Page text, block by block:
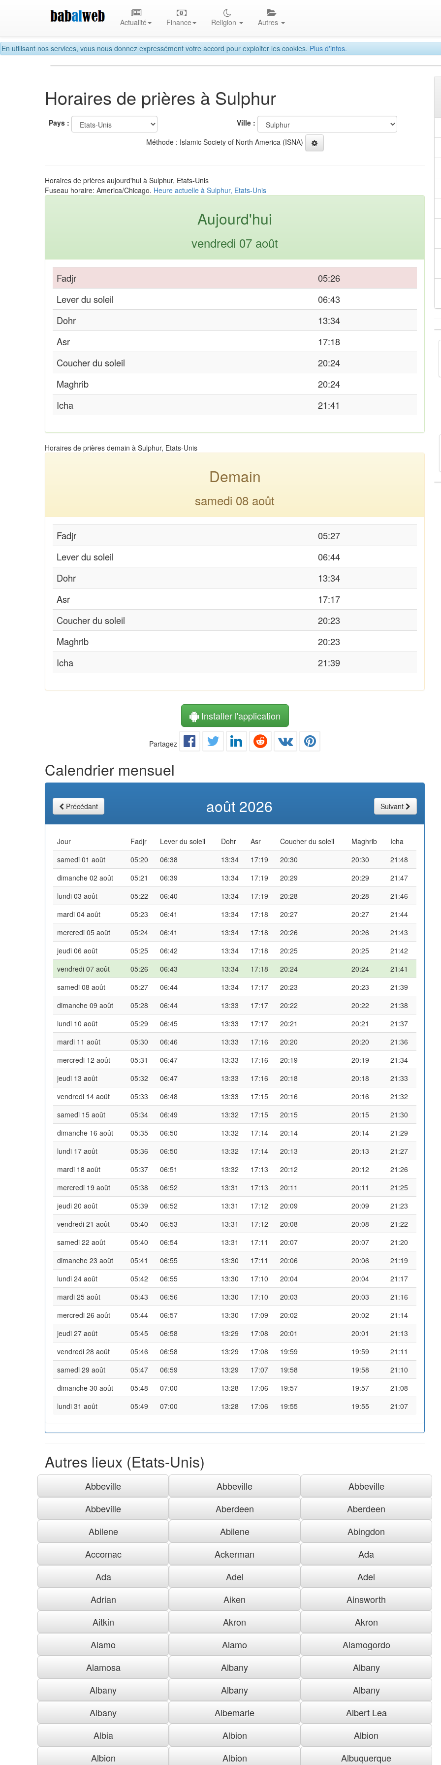
En utilisant nos services, vous nous donnez expressément votre accord pour exploiter les cookies. Plus d'infos.
Actualité Finance Religion Autres
Horaires de prières à Sulphur
Pays :
Ville :
Méthode : Islamic Society of North America (ISNA)
Horaires de prières aujourd'hui à Sulphur, Etats-Unis
Fuseau horaire: America/Chicago. Heure actuelle à Sulphur, Etats-Unis
Aujourd'hui
vendredi 07 août
Fadjr
05:26
Lever du soleil
06:43
Dohr
13:34
Asr
17:18
Coucher du soleil
20:24
Maghrib
20:24
Icha
21:41
Horaires de prières demain à Sulphur, Etats-Unis
Demain
samedi 08 août
Fadjr
05:27
Lever du soleil
06:44
Dohr
13:34
Asr
17:17
Coucher du soleil
20:23
Maghrib
20:23
Icha
21:39
Installer l'application
Partagez
Calendrier mensuel
Précédant août 2026 Suivant
Jour Fadjr Lever du soleil Dohr Asr Coucher du soleil Maghrib
Icha
samedi 01 août
05:20 06:38 13:34 17:19 20:30 20:30
21:48
dimanche 02 août
05:21 06:39 13:34 17:19 20:29 20:29
21:47
lundi 03 août
05:22 06:40 13:34 17:19 20:28 20:28
21:46
mardi 04 août
05:23 06:41 13:34 17:18 20:27 20:27
21:44
mercredi 05 août
05:24 06:41 13:34 17:18 20:26 20:26
21:43
jeudi 06 août
05:25 06:42 13:34 17:18 20:25 20:25
21:42
vendredi 07 août
05:26 06:43 13:34 17:18 20:24 20:24
21:41
samedi 08 août
05:27 06:44 13:34 17:17 20:23 20:23
21:39
dimanche 09 août
05:28 06:44 13:33 17:17 20:22 20:22
21:38
lundi 10 août
05:29 06:45 13:33 17:17 20:21 20:21
21:37
mardi 11 août
05:30 06:46 13:33 17:16 20:20 20:20
21:36
mercredi 12 août
05:31 06:47 13:33 17:16 20:19 20:19
21:34
jeudi 13 août
05:32 06:47 13:33 17:16 20:18 20:18
21:33
vendredi 14 août
05:33 06:48 13:33 17:15 20:16 20:16
21:32
samedi 15 août
05:34 06:49 13:32 17:15 20:15 20:15
21:30
dimanche 16 août
05:35 06:50 13:32 17:14 20:14 20:14
21:29
lundi 17 août
05:36 06:50 13:32 17:14 20:13 20:13
21:27
mardi 18 août
05:37 06:51 13:32 17:13 20:12 20:12
21:26
mercredi 19 août
05:38 06:52 13:31 17:13 20:11 20:11
21:25
jeudi 20 août
05:39 06:52 13:31 17:12 20:09 20:09
21:23
vendredi 21 août
05:40 06:53 13:31 17:12 20:08 20:08
21:22
samedi 22 août
05:40 06:54 13:31 17:11 20:07 20:07
21:20
dimanche 23 août
05:41 06:55 13:30 17:11 20:06 20:06
21:19
lundi 24 août
05:42 06:55 13:30 17:10 20:04 20:04
21:17
mardi 25 août
05:43 06:56 13:30 17:10 20:03 20:03
21:16
mercredi 26 août
05:44 06:57 13:30 17:09 20:02 20:02
21:14
jeudi 27 août
05:45 06:58 13:29 17:08 20:01 20:01
21:13
vendredi 28 août
05:46 06:58 13:29 17:08 19:59 19:59
21:11
samedi 29 août
05:47 06:59 13:29 17:07 19:58 19:58
21:10
dimanche 30 août
05:48 07:00 13:28 17:06 19:57 19:57
21:08
lundi 31 août
05:49 07:00 13:28 17:06 19:55 19:55 21:07
Autres lieux (Etats-Unis)
Abbeville Abbeville
Abbeville
Abbeville
Aberdeen
Aberdeen
Abilene
Abilene
Abingdon
Accomac
Ackerman
Ada
Ada
Adel
Adel
Adrian
Aiken
Ainsworth
Aitkin
Akron
Akron
Alamo
Alamo
Alamogordo
Alamosa
Albany
Albany
Albany
Albany
Albany
Albany
Albemarle
Albert Lea
Albia
Albion
Albion
Albion
Albion Albuquerque